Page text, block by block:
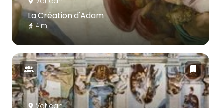
La Création d'Adam
4 m
Vatican